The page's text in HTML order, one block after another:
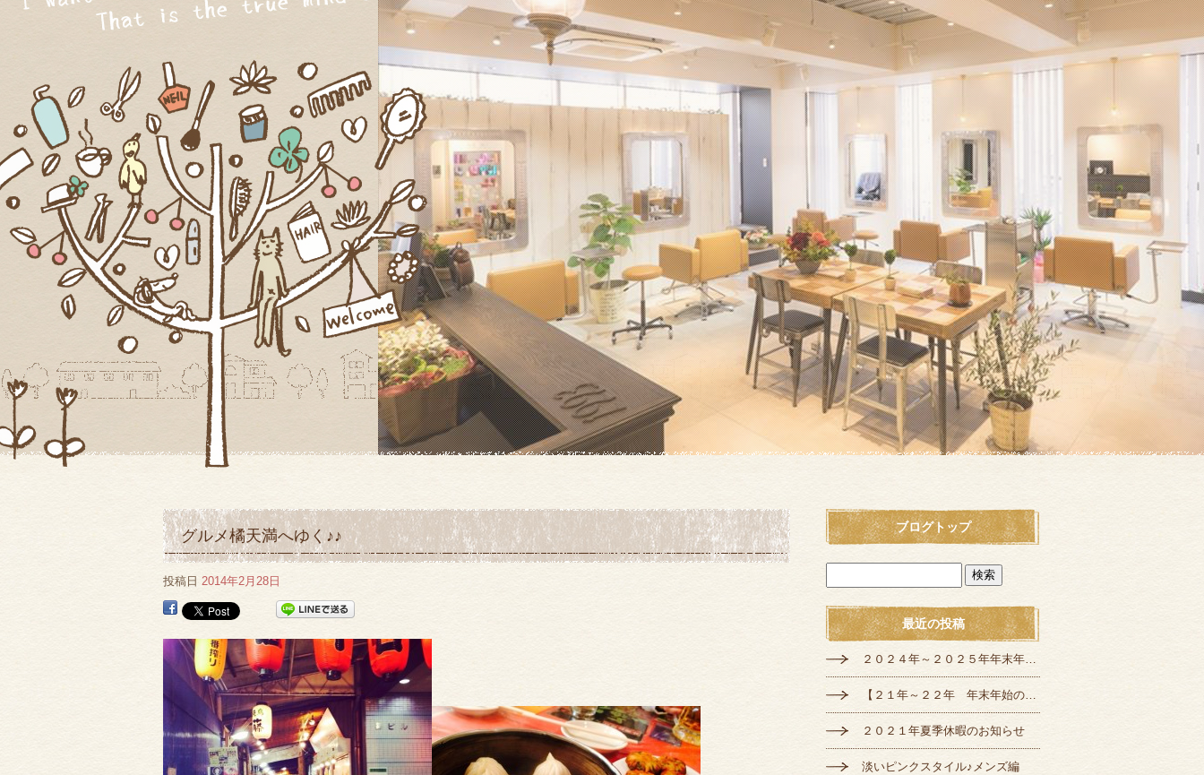
グルメ橘天満へゆく♪♪
投稿日 2014年2月28日
ブログトップ
最近の投稿
２０２４年～２０２５年年末年始の定休日のお知らせ
【２１年～２２年 年末年始の営業のご案内】
２０２１年夏季休暇のお知らせ
淡いピンクスタイル♪メンズ編